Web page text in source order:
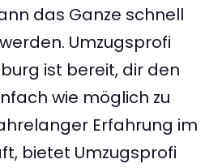
das Ganze schnell
Umzugsprofi
ist bereit, dir den
wie möglich zu
Erfahrung im
bietet Umzugsprofi